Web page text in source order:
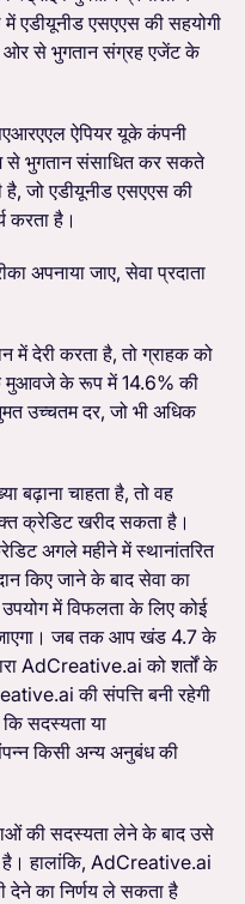
एडीयूनीड एसएएस की सहयोगी
ओर से भुगतान संग्रह एजेंट के
ऐपियर यूके कंपनी
से भुगतान संसाधित कर सकते
जो एडीयूनीड एसएएस की
करता है।
अपनाया जाए, सेवा प्रदाता
देरी करता है, तो ग्राहक को
मुआवजे के रूप में 14.6% की
उच्चतम दर, जो भी अधिक
बढ़ाना चाहता है, तो वह
क्रेडिट खरीद सकता है।
अगले महीने में स्थानांतरित
किए जाने के बाद सेवा का
में विफलता के लिए कोई
जाएगा। जब तक आप खंड 4.7 के
AdCreative.ai को शर्तों के
की संपत्ति बनी रहेगी
सदस्यता या
किसी अन्य अनुबंध की
की सदस्यता लेने के बाद उसे
है। हालांकि, AdCreative.ai
देने का निर्णय ले सकता है